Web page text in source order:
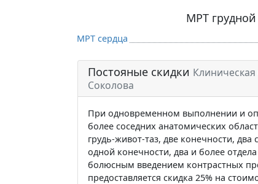
МРТ грудной
МРТ сердца
Постояные скидки
Соколова
При одновременном выполнении и
более соседних анатомических
грудь-живот-таз, две конечности, два
одной конечности, два и более
болюсным введением контрастных
предоставляется скидка 25% на